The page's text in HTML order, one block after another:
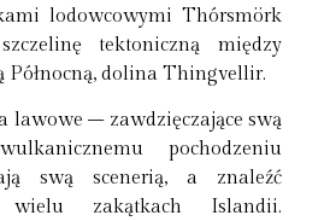
lodowcowymi Thórsmörk
tektoniczną między
Północną, dolina Thingvellir.
lawowe – zawdzięczające swą
pochodzeniu
swą scenerią, a znaleźć
zakątkach Islandii.